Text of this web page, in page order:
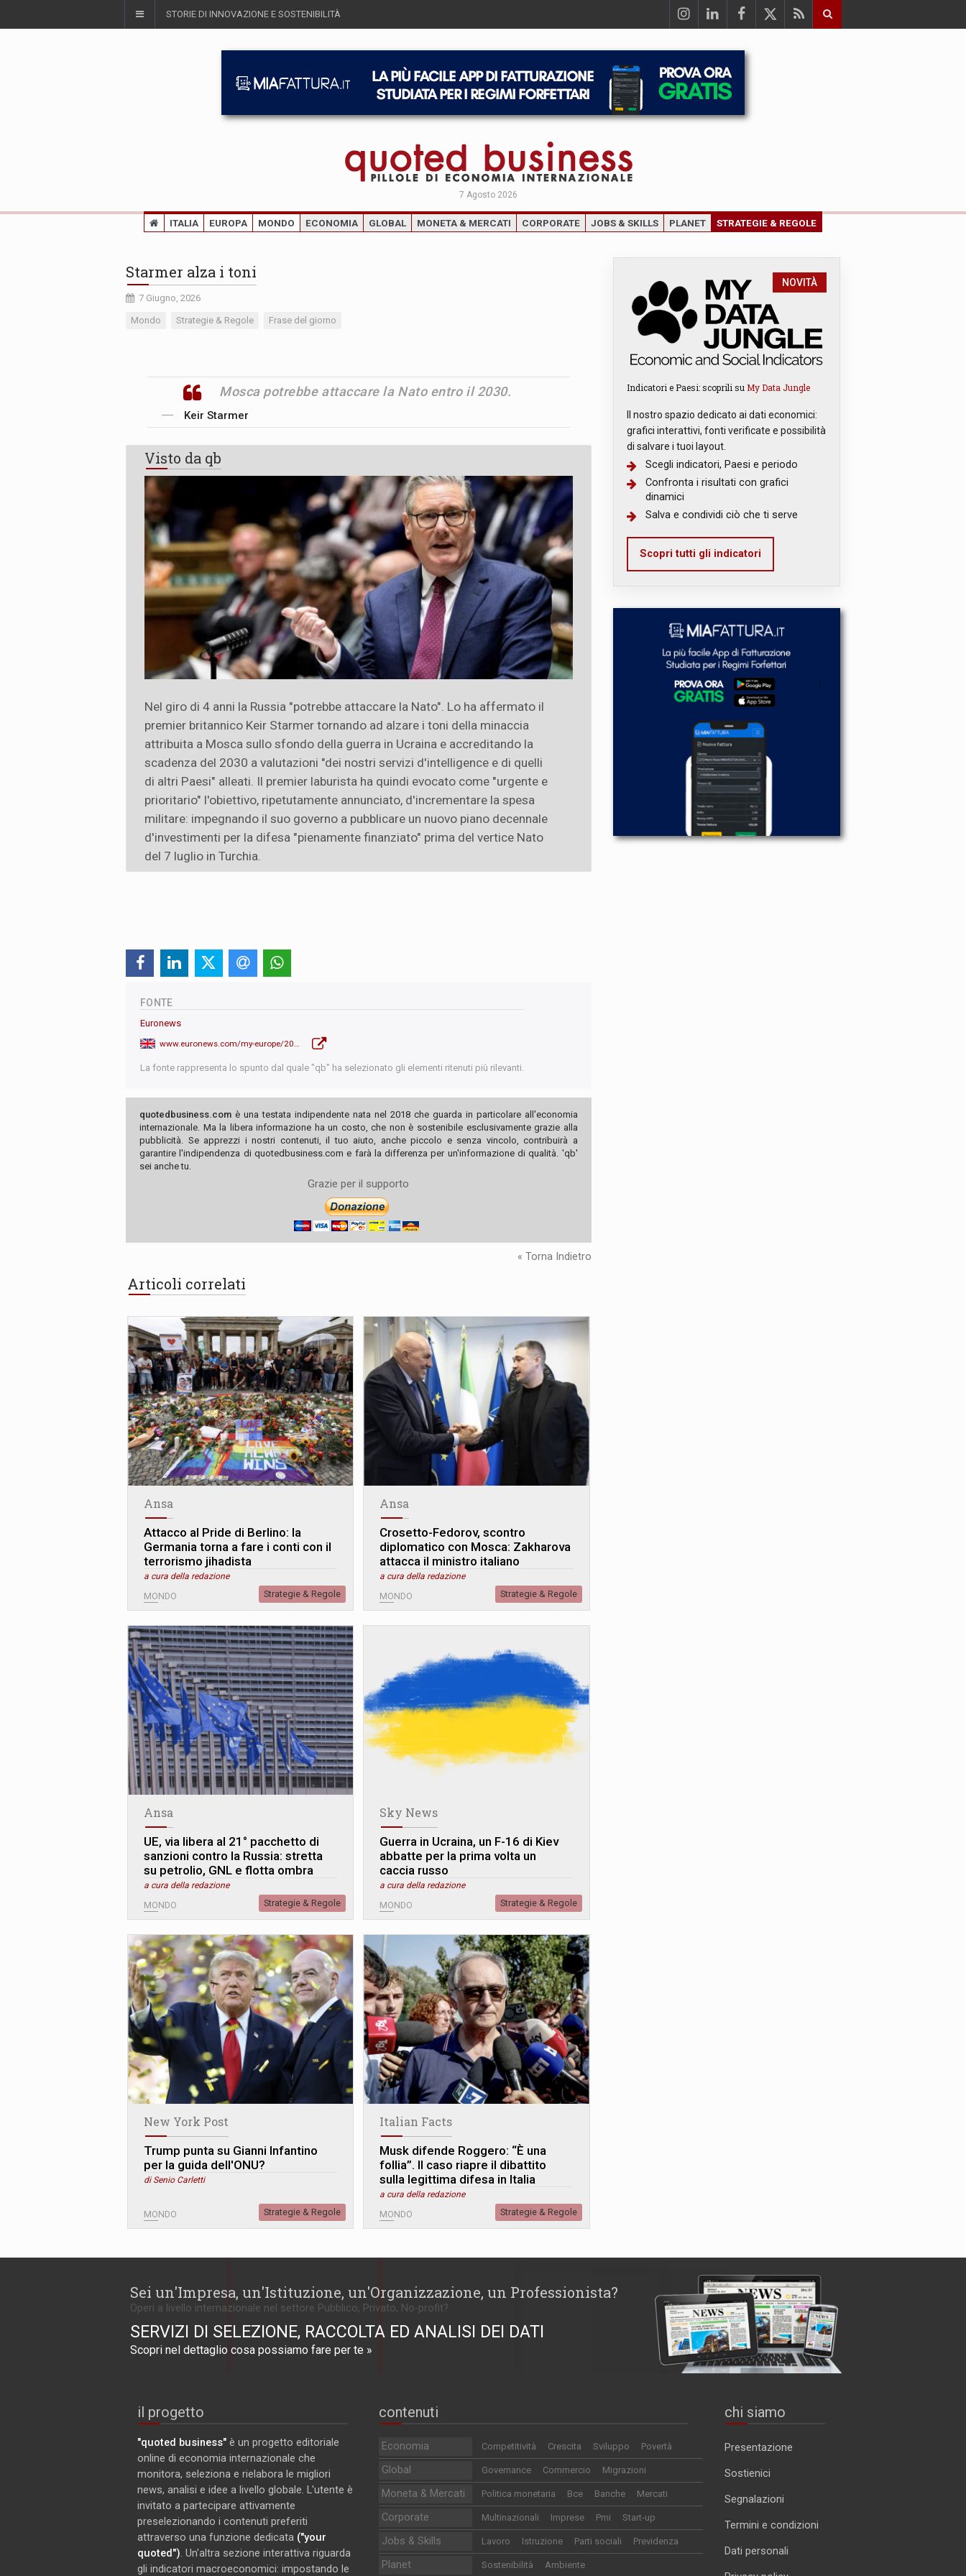
STORIE DI INNOVAZIONE E SOSTENIBILITÀ
7 Agosto 2026
ITALIA EUROPA MONDO ECONOMIA GLOBAL MONETA & MERCATI CORPORATE JOBS & SKILLS PLANET STRATEGIE & REGOLE
Starmer alza i toni
7 Giugno, 2026
Mondo Strategie & Regole Frase del giorno
Mosca potrebbe attaccare la Nato entro il 2030.
Keir Starmer
Visto da qb
Nel giro di 4 anni la Russia "potrebbe attaccare la Nato". Lo ha affermato il
premier britannico Keir Starmer tornando ad alzare i toni della minaccia
attribuita a Mosca sullo sfondo della guerra in Ucraina e accreditando la
scadenza del 2030 a valutazioni "dei nostri servizi d'intelligence e di quelli
di altri Paesi" alleati. Il premier laburista ha quindi evocato come "urgente e
prioritario" l'obiettivo, ripetutamente annunciato, d'incrementare la spesa
militare: impegnando il suo governo a pubblicare un nuovo piano decennale
d'investimenti per la difesa "pienamente finanziato" prima del vertice Nato
del 7 luglio in Turchia.
FONTE
Euronews
La fonte rappresenta lo spunto dal quale "qb" ha selezionato gli elementi ritenuti più rilevanti.
quotedbusiness.com è una testata indipendente nata nel 2018 che guarda in particolare all'economia
internazionale. Ma la libera informazione ha un costo, che non è sostenibile esclusivamente grazie alla
pubblicità. Se apprezzi i nostri contenuti, il tuo aiuto, anche piccolo e senza vincolo, contribuirà a
garantire l'indipendenza di quotedbusiness.com e farà la differenza per un'informazione di qualità. 'qb'
sei anche tu.
Grazie per il supporto
« Torna Indietro
Articoli correlati
Ansa
Attacco al Pride di Berlino: la
Germania torna a fare i conti con il
terrorismo jihadista
a cura della redazione
MONDO Strategie & Regole
Ansa
Crosetto-Fedorov, scontro
diplomatico con Mosca: Zakharova
attacca il ministro italiano
a cura della redazione
MONDO Strategie & Regole
Ansa
UE, via libera al 21° pacchetto di
sanzioni contro la Russia: stretta
su petrolio, GNL e flotta ombra
a cura della redazione
MONDO Strategie & Regole
Sky News
Guerra in Ucraina, un F-16 di Kiev
abbatte per la prima volta un
caccia russo
a cura della redazione
MONDO Strategie & Regole
New York Post
Trump punta su Gianni Infantino
per la guida dell'ONU?
di Senio Carletti
MONDO Strategie & Regole
Italian Facts
Musk difende Roggero: “È una
follia”. Il caso riapre il dibattito
sulla legittima difesa in Italia
a cura della redazione
MONDO Strategie & Regole
NOVITÀ
Indicatori e Paesi: scoprili su My Data Jungle
Il nostro spazio dedicato ai dati economici:
grafici interattivi, fonti verificate e possibilità
di salvare i tuoi layout.
Scegli indicatori, Paesi e periodo
Confronta i risultati con grafici
dinamici
Salva e condividi ciò che ti serve
Scopri tutti gli indicatori
Sei un'Impresa, un'Istituzione, un'Organizzazione, un Professionista?
Operi a livello internazionale nel settore Pubblico, Privato, No-profit?
SERVIZI DI SELEZIONE, RACCOLTA ED ANALISI DEI DATI
Scopri nel dettaglio cosa possiamo fare per te »
il progetto
"quoted business" è un progetto editoriale
online di economia internazionale che
monitora, seleziona e rielabora le migliori
news, analisi e idee a livello globale. L'utente è
invitato a partecipare attivamente
preselezionando i contenuti preferiti
attraverso una funzione dedicata ("your
quoted"). Un'altra sezione interattiva riguarda
gli indicatori macroeconomici: impostando le
contenuti
Economia Competitività Crescita Sviluppo Povertà
Global Governance Commercio Migrazioni
Moneta & Mercati Politica monetaria Bce Banche Mercati
Corporate Multinazionali Imprese Pmi Start-up
Jobs & Skills Lavoro Istruzione Parti sociali Previdenza
Planet Sostenibilità Ambiente
chi siamo
Presentazione
Sostienici
Segnalazioni
Termini e condizioni
Dati personali